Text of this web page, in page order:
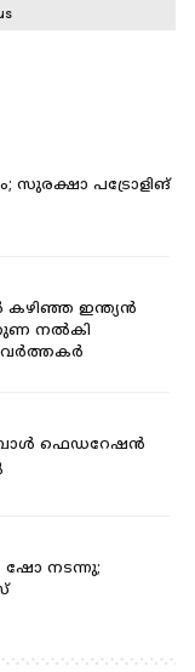
സുരക്ഷാ പട്രോളിങ്
കഴിഞ്ഞ ഇന്ത്യൻ
നൽകി
ഫെഡറേഷൻ
ഷോ നടന്നു;